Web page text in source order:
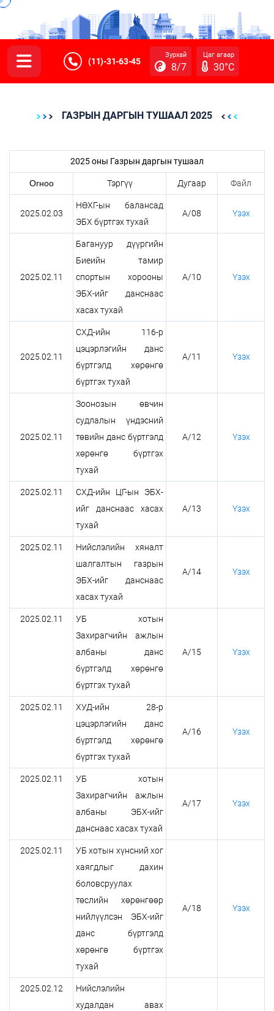
(11)-31-63-45
Зурхай
8/7
Цаг агаар
30°C
ГАЗРЫН ДАРГЫН ТУШААЛ 2025
2025 оны Газрын даргын тушаал
Огноо Тэргүү Дугаар Файл
2025.02.03
НӨХГ-ын балансад
ЭБХ бүртгэх тухай
А/08 Үзэх
2025.02.11
Багануур дүүргийн
Биеийн тамир
спортын хорооны
ЭБХ-ийг данснаас
хасах тухай
А/10 Үзэх
2025.02.11
СХД-ийн 116-р
цэцэрлэгийн данс
бүртгэлд хөрөнгө
бүртгэх тухай
А/11 Үзэх
2025.02.11
Зоонозын өвчин
судлалын үндэсний
төвийн данс бүртгэлд
хөрөнгө бүртгэх
тухай
А/12 Үзэх
2025.02.11
СХД-ийн ЦГ-ын ЭБХ-
ийг данснаас хасах
тухай
А/13 Үзэх
2025.02.11
Нийслэлийн хяналт
шалгалтын газрын
ЭБХ-ийг данснаас
хасах тухай
А/14 Үзэх
2025.02.11
УБ хотын
Захирагчийн ажлын
албаны данс
бүртгэлд хөрөнгө
бүртгэх тухай
А/15 Үзэх
2025.02.11
ХУД-ийн 28-р
цэцэрлэгийн данс
бүртгэлд хөрөнгө
бүртгэх тухай
А/16 Үзэх
2025.02.11
УБ хотын
Захирагчийн ажлын
албаны ЭБХ-ийг
данснаас хасах тухай
А/17 Үзэх
2025.02.11
УБ хотын хүнсний хог
хаягдлыг дахин
боловсруулах
төслийн хөрөнгөөр
нийлүүлсэн ЭБХ-ийг
данс бүртгэлд
хөрөнгө бүртгэх
тухай
А/18 Үзэх
2025.02.12
Нийслэлийн
худалдан авах